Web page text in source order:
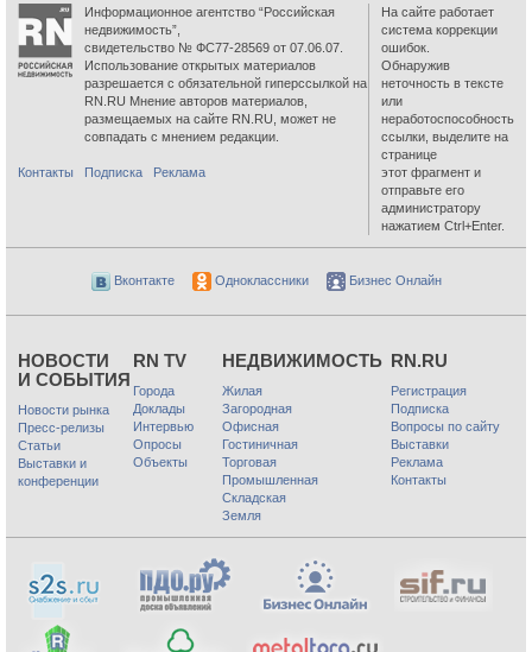
Информационное агентство “Российская
недвижимость”,
свидетельство № ФС77-28569 от 07.06.07.
Использование открытых материалов
разрешается с обязательной гиперссылкой на
RN.RU Мнение авторов материалов,
размещаемых на сайте RN.RU, может не
совпадать с мнением редакции.
Контакты Подписка Реклама
На сайте работает
система коррекции
ошибок.
Обнаружив
неточность в тексте
или
неработоспособность
ссылки, выделите на
странице
этот фрагмент и
отправьте его
администратору
нажатием Ctrl+Enter.
Вконтакте Одноклассники Бизнес Онлайн
НОВОСТИ
И СОБЫТИЯ
Новости рынка
Пресс-релизы
Статьи
Выставки и
конференции
RN TV
Города
Доклады
Интервью
Опросы
Объекты
НЕДВИЖИМОСТЬ
Жилая
Загородная
Офисная
Гостиничная
Торговая
Промышленная
Складская
Земля
RN.RU
Регистрация
Подписка
Вопросы по сайту
Выставки
Реклама
Контакты